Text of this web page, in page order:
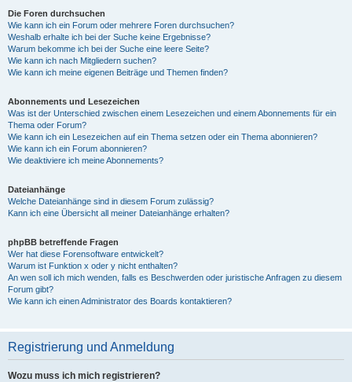
Die Foren durchsuchen
Wie kann ich ein Forum oder mehrere Foren durchsuchen?
Weshalb erhalte ich bei der Suche keine Ergebnisse?
Warum bekomme ich bei der Suche eine leere Seite?
Wie kann ich nach Mitgliedern suchen?
Wie kann ich meine eigenen Beiträge und Themen finden?
Abonnements und Lesezeichen
Was ist der Unterschied zwischen einem Lesezeichen und einem Abonnements für ein
Thema oder Forum?
Wie kann ich ein Lesezeichen auf ein Thema setzen oder ein Thema abonnieren?
Wie kann ich ein Forum abonnieren?
Wie deaktiviere ich meine Abonnements?
Dateianhänge
Welche Dateianhänge sind in diesem Forum zulässig?
Kann ich eine Übersicht all meiner Dateianhänge erhalten?
phpBB betreffende Fragen
Wer hat diese Forensoftware entwickelt?
Warum ist Funktion x oder y nicht enthalten?
An wen soll ich mich wenden, falls es Beschwerden oder juristische Anfragen zu diesem
Forum gibt?
Wie kann ich einen Administrator des Boards kontaktieren?
Registrierung und Anmeldung
Wozu muss ich mich registrieren?